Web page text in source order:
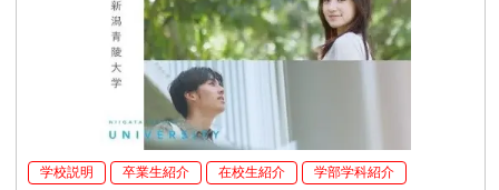
学校説明 卒業生紹介 在校生紹介 学部学科紹介